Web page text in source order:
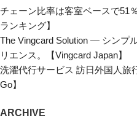
チェーン比率は客室ベースで51
ランキング】
The Vingcard Solution ― シンプ
リエンス。【Vingcard Japan】
洗濯代行サービス 訪日外国人旅
Go】
ARCHIVE